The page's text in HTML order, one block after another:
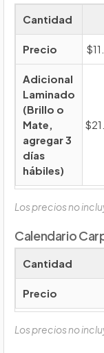
Cantidad
Precio
Adicional
Laminado
(Brillo o
Mate,
agregar 3
días
hábiles)
Los precios no
Calendario
Cantidad
Precio
Los precios no